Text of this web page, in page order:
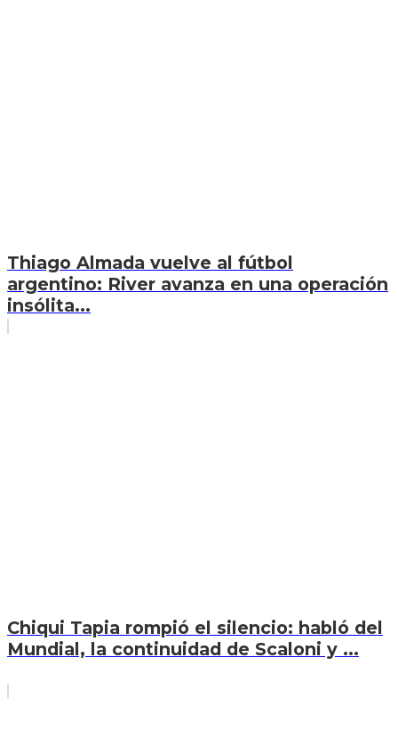
Thiago Almada vuelve al fútbol
argentino: River avanza en una operación
insólita...
Chiqui Tapia rompió el silencio: habló del
Mundial, la continuidad de Scaloni y ...